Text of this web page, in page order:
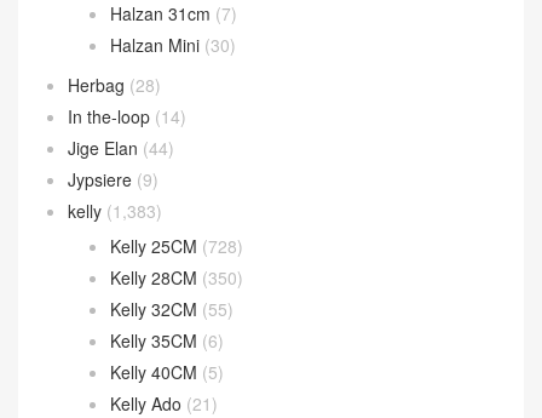
Halzan 31cm (7)
Halzan Mini (30)
Herbag (28)
In the-loop (14)
Jige Elan (44)
Jypsiere (9)
kelly (1,383)
Kelly 25CM (728)
Kelly 28CM (350)
Kelly 32CM (55)
Kelly 35CM (6)
Kelly 40CM (5)
Kelly Ado (21)